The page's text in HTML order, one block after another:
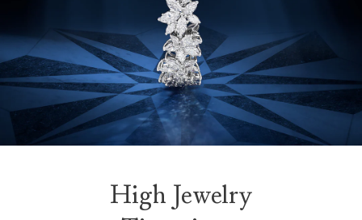
High Jewelry